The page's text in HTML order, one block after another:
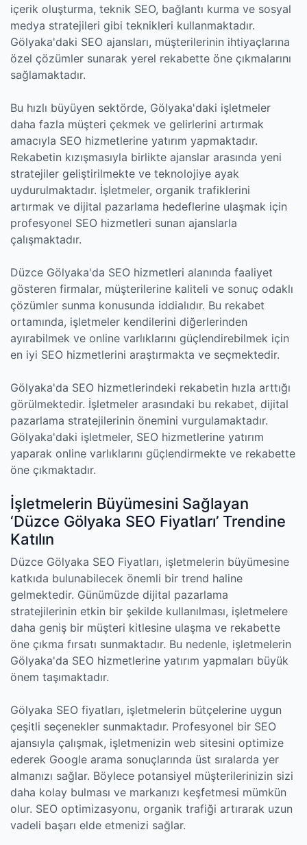
içerik oluşturma, teknik SEO, bağlantı kurma ve sosyal
medya stratejileri gibi teknikleri kullanmaktadır.
Gölyaka'daki SEO ajansları, müşterilerinin ihtiyaçlarına
özel çözümler sunarak yerel rekabette öne çıkmalarını
sağlamaktadır.
Bu hızlı büyüyen sektörde, Gölyaka'daki işletmeler
daha fazla müşteri çekmek ve gelirlerini artırmak
amacıyla SEO hizmetlerine yatırım yapmaktadır.
Rekabetin kızışmasıyla birlikte ajanslar arasında yeni
stratejiler geliştirilmekte ve teknolojiye ayak
uydurulmaktadır. İşletmeler, organik trafiklerini
artırmak ve dijital pazarlama hedeflerine ulaşmak için
profesyonel SEO hizmetleri sunan ajanslarla
çalışmaktadır.
Düzce Gölyaka'da SEO hizmetleri alanında faaliyet
gösteren firmalar, müşterilerine kaliteli ve sonuç odaklı
çözümler sunma konusunda iddialıdır. Bu rekabet
ortamında, işletmeler kendilerini diğerlerinden
ayırabilmek ve online varlıklarını güçlendirebilmek için
en iyi SEO hizmetlerini araştırmakta ve seçmektedir.
Gölyaka'da SEO hizmetlerindeki rekabetin hızla arttığı
görülmektedir. İşletmeler arasındaki bu rekabet, dijital
pazarlama stratejilerinin önemini vurgulamaktadır.
Gölyaka'daki işletmeler, SEO hizmetlerine yatırım
yaparak online varlıklarını güçlendirmekte ve rekabette
öne çıkmaktadır.
İşletmelerin Büyümesini Sağlayan
‘Düzce Gölyaka SEO Fiyatları’ Trendine
Katılın
Düzce Gölyaka SEO Fiyatları, işletmelerin büyümesine
katkıda bulunabilecek önemli bir trend haline
gelmektedir. Günümüzde dijital pazarlama
stratejilerinin etkin bir şekilde kullanılması, işletmelere
daha geniş bir müşteri kitlesine ulaşma ve rekabette
öne çıkma fırsatı sunmaktadır. Bu nedenle, işletmelerin
Gölyaka'da SEO hizmetlerine yatırım yapmaları büyük
önem taşımaktadır.
Gölyaka SEO fiyatları, işletmelerin bütçelerine uygun
çeşitli seçenekler sunmaktadır. Profesyonel bir SEO
ajansıyla çalışmak, işletmenizin web sitesini optimize
ederek Google arama sonuçlarında üst sıralarda yer
almanızı sağlar. Böylece potansiyel müşterilerinizin sizi
daha kolay bulması ve markanızı keşfetmesi mümkün
olur. SEO optimizasyonu, organik trafiği artırarak uzun
vadeli başarı elde etmenizi sağlar.